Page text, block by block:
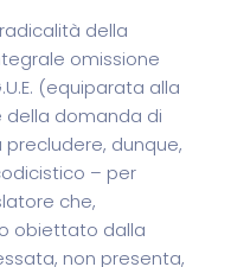
della
omissione
(equiparata alla
domanda di
dunque,
– per
che,
obiettato dalla
non presenta,